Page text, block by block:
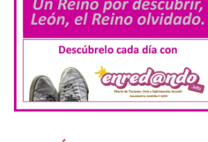
El parque amplía su
horario y refuerza los
hostelería. En Alto
Campoo continuará la
programación musical de Estación
Sonora. Peña Cabarga, elegido lugar
preferente en la comunidad autónoma,
contará con un dispositivo especial de
seguridad y acceso […]